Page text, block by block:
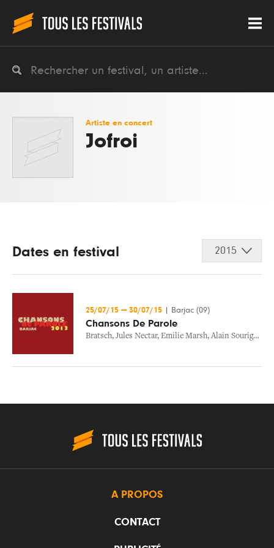
Artiste en concert
Jofroi
Dates en festival 2015
25/07/15 — 30/07/15 Barjac (09)
Chansons De Parole
Bratsch, Jules Nectar, Emilie Marsh, Alain Sourigues
A PROPOS
CONTACT